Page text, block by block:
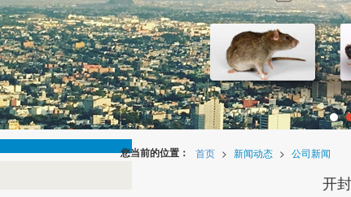
您当前的位置： 首页 > 新闻动态 > 公司新闻
开